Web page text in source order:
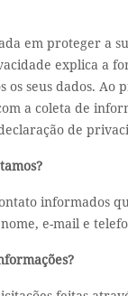
em proteger a
explica a
os seus dados. Ao
a coleta de
de
informados
e-mail e